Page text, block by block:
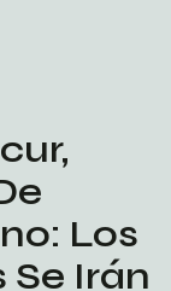
Los
Irán